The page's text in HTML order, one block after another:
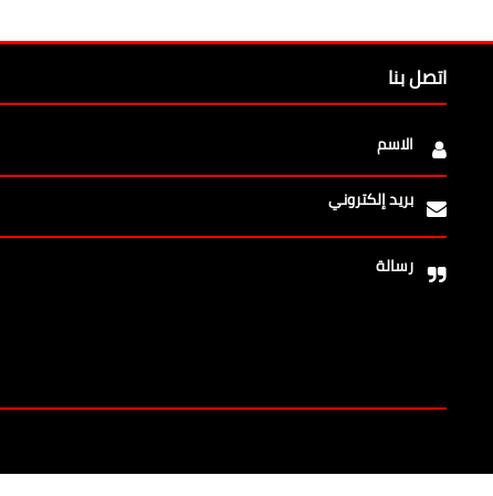
اتصل بنا
الاسم
بريد إلكتروني
رسالة